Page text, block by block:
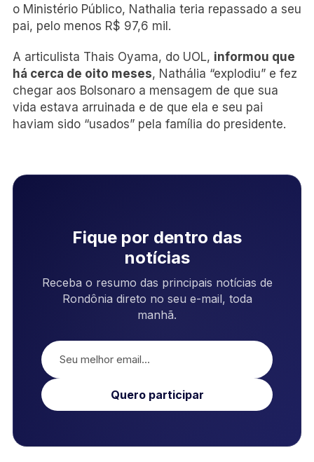
o Ministério Público, Nathalia teria repassado a seu
pai, pelo menos R$ 97,6 mil.
A articulista Thais Oyama, do UOL, informou que
há cerca de oito meses, Nathália “explodiu” e fez
chegar aos Bolsonaro a mensagem de que sua
vida estava arruinada e de que ela e seu pai
haviam sido “usados” pela família do presidente.
Fique por dentro das
notícias
Receba o resumo das principais notícias de
Rondônia direto no seu e-mail, toda
manhã.
Quero participar